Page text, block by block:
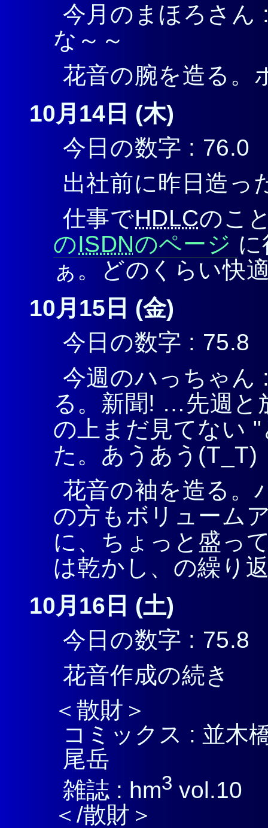
今月のまほろさん
な～～
花音の腕を造る。
10月14日 (木)
今日の数字 : 76.0
出社前に昨日造っ
仕事でHDLCのこ
のISDNのページ
ぁ。どのくらい快
10月15日 (金)
今日の数字 : 75.8
今週のハっちゃ
る。新聞! …先週と
の上まだ見てない
た。あうあう(T_T)
花音の袖を造る。
の方もボリューム
に、ちょっと盛っ
は乾かし、の繰り
10月16日 (土)
今日の数字 : 75.8
花音作成の続き
＜散財＞
コミックス : 並木
尾岳
雑誌 : hm3 vol.10
＜/散財＞